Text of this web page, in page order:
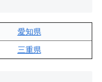
愛知県
三重県